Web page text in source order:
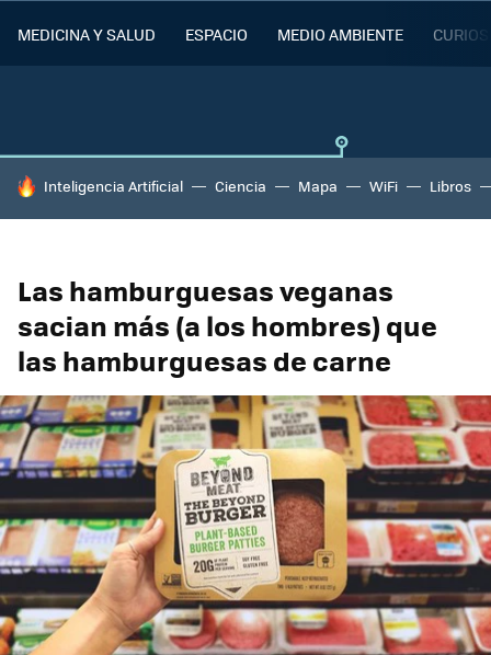
MEDICINA Y SALUD ESPACIO MEDIO AMBIENTE
HOY SE HABLA DE
Inteligencia Artificial Ciencia Mapa WiFi Libros
Las hamburguesas veganas
sacian más (a los hombres) que
las hamburguesas de carne